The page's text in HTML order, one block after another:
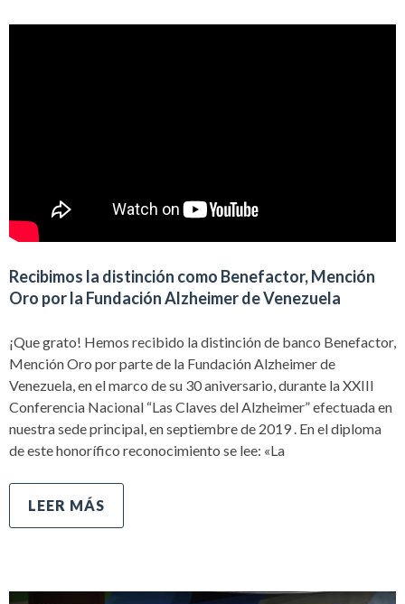
Recibimos la distinción como Benefactor, Mención
Oro por la Fundación Alzheimer de Venezuela
¡Que grato! Hemos recibido la distinción de banco Benefactor,
Mención Oro por parte de la Fundación Alzheimer de
Venezuela, en el marco de su 30 aniversario, durante la XXIII
Conferencia Nacional “Las Claves del Alzheimer” efectuada en
nuestra sede principal, en septiembre de 2019 . En el diploma
de este honorífico reconocimiento se lee: «La
LEER MÁS